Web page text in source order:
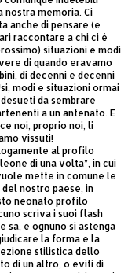
nostra memoria. Ci
anche di pensare (e
raccontare a chi ci è
situazioni e modi
di quando eravamo
di decenni e decenni
modi e situazioni ormai
da sembrare
a un antenato. E
noi, proprio noi, li
vissuti!
al profilo
di una volta”, in cui
mette in comune le
nostro paese, in
neonato profilo
scriva i suoi flash
sa, e ognuno si astenga
la forma e la
stilistica dello
di un altro, o eviti di